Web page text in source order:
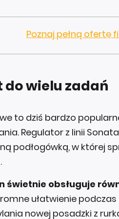
Poznaj pełną ofertę
do wielu zadań
to dziś bardzo
Regulator z linii
podłogówką, w której
świetnie obsługuje
ułatwienie
nowej posadzki z